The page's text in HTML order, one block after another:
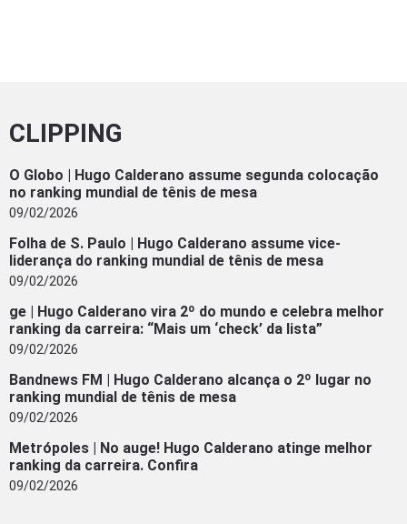
CLIPPING
O Globo | Hugo Calderano assume segunda colocação
no ranking mundial de tênis de mesa
09/02/2026
Folha de S. Paulo | Hugo Calderano assume vice-
liderança do ranking mundial de tênis de mesa
09/02/2026
ge | Hugo Calderano vira 2º do mundo e celebra melhor
ranking da carreira: “Mais um ‘check’ da lista”
09/02/2026
Bandnews FM | Hugo Calderano alcança o 2º lugar no
ranking mundial de tênis de mesa
09/02/2026
Metrópoles | No auge! Hugo Calderano atinge melhor
ranking da carreira. Confira
09/02/2026